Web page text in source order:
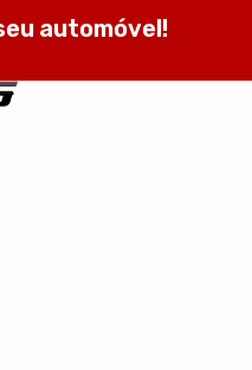
automóvel!